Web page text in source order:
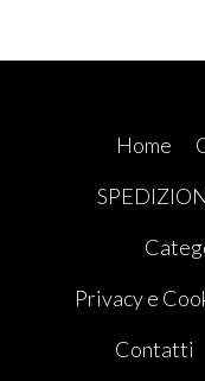
Home
Privacy e
Contatti